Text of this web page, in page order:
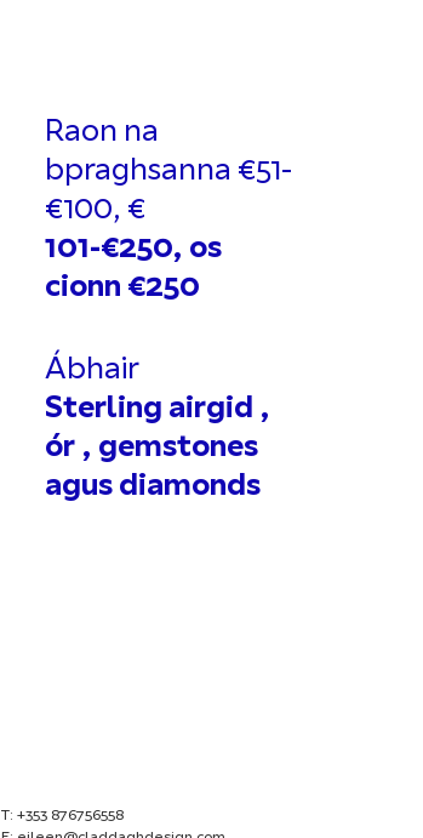
Raon na
bpraghsanna €51-
€100, €
101-€250, os
cionn €250
Ábhair
Sterling airgid ,
ór , gemstones
agus diamonds
T: +353 876756558